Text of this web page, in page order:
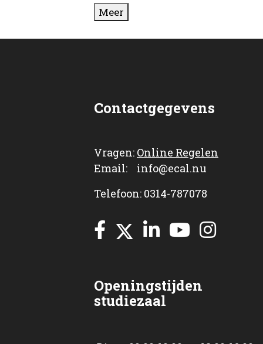
Meer
Contactgegevens
Vragen: Online Regelen
Email: info@ecal.nu
Telefoon: 0314-787078
Openingstijden
studiezaal